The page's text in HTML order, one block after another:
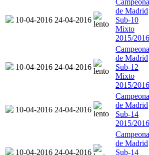
10-04-2016 24-04-2016
de Madrid
Sub-10
Mixto
2015/2016
10-04-2016 24-04-2016
de Madrid
Sub-12
Mixto
2015/2016
10-04-2016 24-04-2016
de Madrid
Sub-14
2015/2016
10-04-2016 24-04-2016
de Madrid
Sub-14